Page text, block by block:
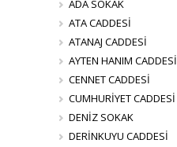
ADA SOKAK
ATA CADDESİ
ATANAJ CADDESİ
AYTEN HANIM CADDESİ
CENNET CADDESİ
CUMHURİYET CADDESİ
DENİZ SOKAK
DERİNKUYU CADDESİ